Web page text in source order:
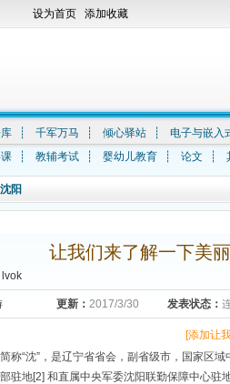
设为首页 添加收藏
┊ 千军万马 ┊ 倾心驿站 ┊ 电子与嵌入
┊ 教辅考试 ┊ 婴幼儿教育 ┊ 论文 ┊
阳
让我们来了解一下美
lvok
更新： 2017/3/30 发表状态：
[添加让
称“沈”，是辽宁省省会，副省级市，国家区
驻地[2] 和直属中央军委沈阳联勤保障中心驻